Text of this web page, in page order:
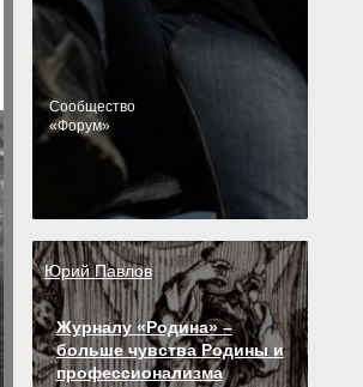
Cообщество
«Форум»
Юрий Павлов
Журналу «Родина» –
больше чувства Родины и
профессионализма